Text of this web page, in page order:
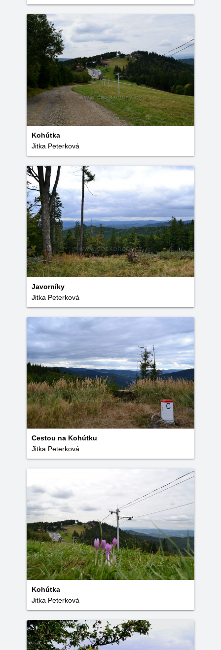
Kohútka
Jitka Peterková
Javorníky
Jitka Peterková
Cestou na Kohútku
Jitka Peterková
Kohútka
Jitka Peterková